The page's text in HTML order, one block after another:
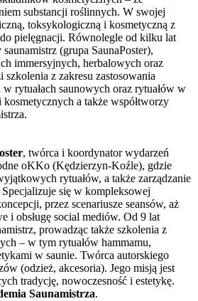
substancji roślinnych. W swojej
toksykologiczną i kosmetyczną z
pielęgnacji. Równolegle od kilku lat
(grupa SaunaPoster),
immersyjnych, herbalowych oraz
z zakresu zastosowania
rytuałach saunowych oraz rytuałów w
a także współtworzy
, twórca i koordynator wydarzeń
oKKo (Kędzierzyn-Koźle), gdzie
rytuałów, a także zarządzanie
Specjalizuje się w kompleksowej
przez scenariusze seansów, aż
i obsługę social mediów. Od 9 lat
prowadząc także szkolenia z
– w tym rytuałów hammamu,
w saunie. Twórca autorskiego
(odzież, akcesoria). Jego misją jest
tradycję, nowoczesność i estetykę.
Saunamistrza.